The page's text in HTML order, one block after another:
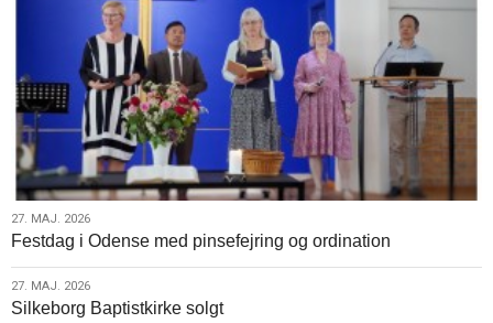
27.
maj.
2026
27. MAJ. 2026
Festdag i Odense med pinsefejring og ordination
27.
maj.
27. MAJ. 2026
Silkeborg Baptistkirke solgt